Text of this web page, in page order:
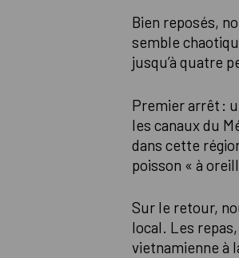
Bien reposés,
semble
jusqu’à quatre
Premier arrêt :
les canaux du
dans cette
poisson « à
Sur le retour,
local. Les
vietnamienne à